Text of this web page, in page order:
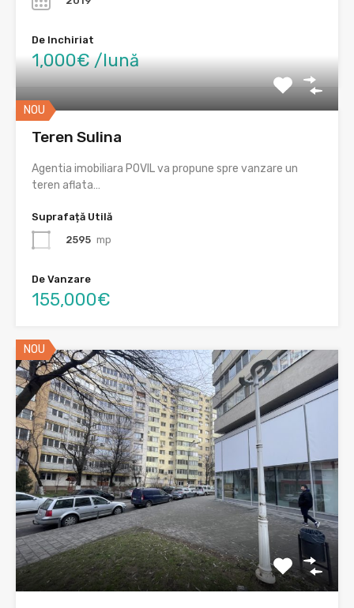
De Inchiriat
1,000€ /lună
NOU
Teren Sulina
Agentia imobiliara POVIL va propune spre vanzare un
teren aflata…
Suprafață Utilă
2595 mp
De Vanzare
155,000€
NOU